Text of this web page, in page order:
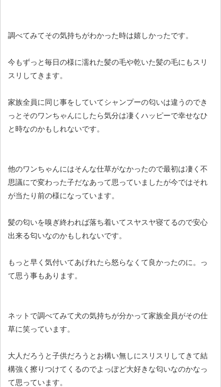
調べてみてその気持ちがわかった時は嬉しかったです。
今もずっと毎日の様に濡れた髪の毛や乾いた髪の毛にもスリ
スリしてきます。
家族全員に同じ事をしていてシャンプーの匂いは違うのでき
っとそのワンちゃんにしたら気分は凄くハッピーで幸せなひ
と時なのかもしれないです。
他のワンちゃんにはそんな仕草がなかったので最初は凄く不
思議にで変わった子だなあって思っていましたが今ではそれ
が当たり前の様になっています。
髪の匂いを嗅ぎ終われば落ち着いてスヤスヤ寝てるので安心
出来る匂いなのかもしれないです。
もっと早く気付いてあげれたら怒らなくて良かったのに。っ
て思う事もあります。
ネットで調べてみて犬の気持ちが分かって家族全員がその仕
草に笑っています。
大人だろうと子供だろうとお構い無しにスリスリしてきて結
構強く擦りつけてくるのでよっぽど大好きな匂いなのかなっ
て思っています。